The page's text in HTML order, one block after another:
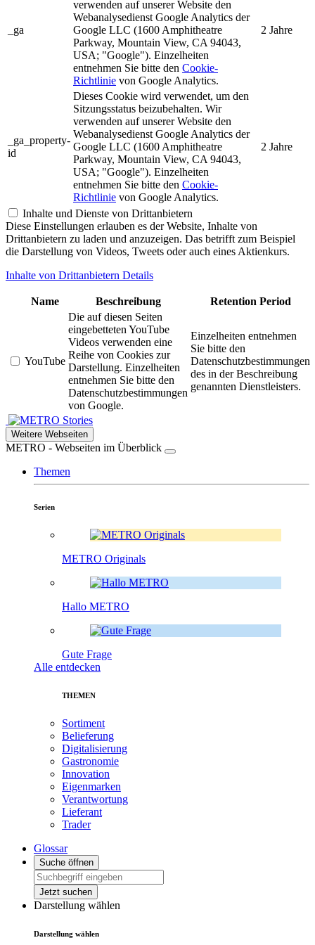
_ga
verwenden auf unserer Website den
Webanalysedienst Google Analytics der
Google LLC (1600 Amphitheatre
Parkway, Mountain View, CA 94043,
USA; "Google"). Einzelheiten
entnehmen Sie bitte den Cookie-
Richtlinie von Google Analytics.
2 Jahre
_ga_property-
id
Dieses Cookie wird verwendet, um den
Sitzungsstatus beizubehalten. Wir
verwenden auf unserer Website den
Webanalysedienst Google Analytics der
Google LLC (1600 Amphitheatre
Parkway, Mountain View, CA 94043,
USA; "Google"). Einzelheiten
entnehmen Sie bitte den Cookie-
Richtlinie von Google Analytics.
2 Jahre
Inhalte und Dienste von Drittanbietern
Diese Einstellungen erlauben es der Website, Inhalte von
Drittanbietern zu laden und anzuzeigen. Das betrifft zum Beispiel
die Darstellung von Videos, Tweets oder auch eines Aktienkurs.
Inhalte von Drittanbietern Details
Name Beschreibung Retention Period
YouTube
Die auf diesen Seiten
eingebetteten YouTube
Videos verwenden eine
Reihe von Cookies zur
Darstellung. Einzelheiten
entnehmen Sie bitte den
Datenschutzbestimmungen
von Google.
Einzelheiten entnehmen
Sie bitte den
Datenschutzbestimmungen
des in der Beschreibung
genannten Dienstleisters.
Stories
Weitere Webseiten
METRO - Webseiten im Überblick
Themen
Serien
METRO Originals
Hallo METRO
Gute Frage
Alle entdecken
THEMEN
Sortiment
Belieferung
Digitalisierung
Gastronomie
Innovation
Eigenmarken
Verantwortung
Lieferant
Trader
Glossar
Suche öffnen
Jetzt suchen
Darstellung wählen
Darstellung wählen